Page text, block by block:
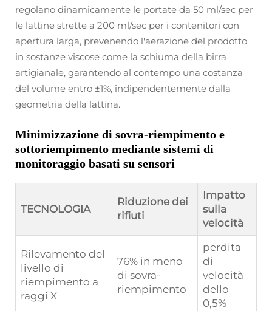
regolano dinamicamente le portate da 50 ml/sec per
le lattine strette a 200 ml/sec per i contenitori con
apertura larga, prevenendo l'aerazione del prodotto
in sostanze viscose come la schiuma della birra
artigianale, garantendo al contempo una costanza
del volume entro ±1%, indipendentemente dalla
geometria della lattina.
Minimizzazione di sovra-riempimento e
sottoriempimento mediante sistemi di
monitoraggio basati su sensori
TECNOLOGIA
Riduzione dei
rifiuti
Impatto
sulla
velocità
Rilevamento del
livello di
riempimento a
raggi X
76% in meno
di sovra-
riempimento
perdita
di
velocità
dello
0,5%